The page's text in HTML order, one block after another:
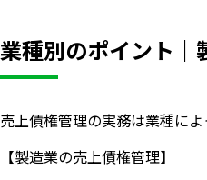
業種別のポイント
売上債権管理の実務は業種に
【製造業の売上債権管理】